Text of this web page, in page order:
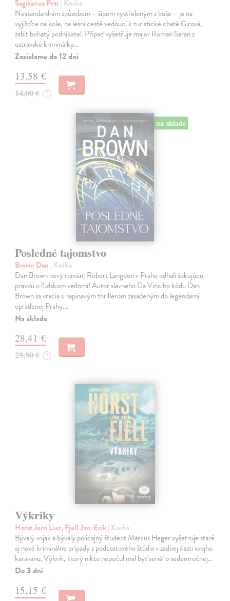
Sagitarius Petr| Kniha
Nestandardním způsobem – šípem vystřeleným z kuše – je na
vyjížďce na kole, na lesní cestě vedoucí k turistické chatě Girová,
zabit bohatý podnikatel. Případ vyšetřuje major Roman Saran z
ostravské kriminálky…
Zasielame do 12 dní
13,58 €
14,00 € ?
na sklade
Posledné tajomstvo
Brown Dan | Kniha
Dan Brown nový román: Robert Langdon v Prahe odhalí šokujúcu
pravdu o ľudskom vedomí! Autor slávneho Da Vinciho kódu Dan
Brown sa vracia s napínavým thrillerom zasadeným do legendami
opradenej Prahy.…
Na sklade
28,41 €
29,90 € ?
Výkriky
Horst Jorn Lier, Fjell Jan-Erik| Kniha
Bývalý vojak a bývalý policajný študent Markus Heger vyšetruje staré
aj nové kriminálne prípady z podcastového štúdia v zadnej časti svojho
karavanu. Výkrik, ktorý nikto nepočul mal byť seriál o sedemročnej…
Do 3 dní
15,15 €